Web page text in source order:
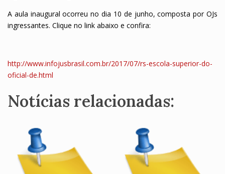
A aula inaugural ocorreu no dia 10 de junho, composta por OJs
ingressantes. Clique no link abaixo e confira:
http://www.infojusbrasil.com.br/2017/07/rs-escola-superior-do-
oficial-de.html
Notícias relacionadas: